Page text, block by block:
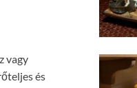
vagy
és